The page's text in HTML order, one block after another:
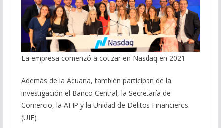
La empresa comenzó a cotizar en Nasdaq en 2021
Además de la Aduana, también participan de la
investigación el Banco Central, la Secretaría de
Comercio, la AFIP y la Unidad de Delitos Financieros
(UIF).